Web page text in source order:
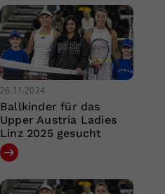
26.11.2024
Ballkinder für das
Upper Austria Ladies
Linz 2025 gesucht